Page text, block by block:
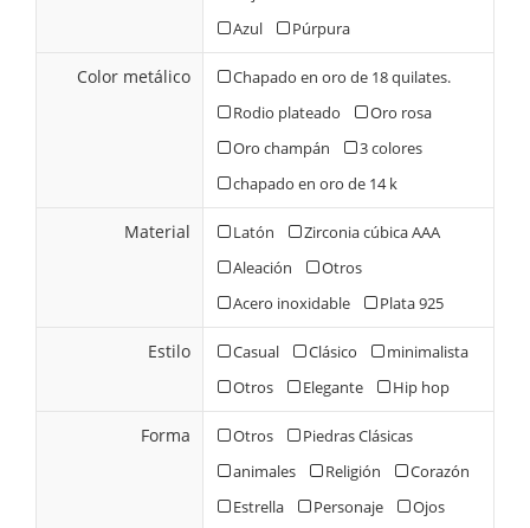
Azul
Púrpura
Color metálico
Chapado en oro de 18 quilates.
Rodio plateado
Oro rosa
Oro champán
3 colores
chapado en oro de 14 k
Material Latón
Zirconia cúbica AAA
Aleación
Otros
Acero inoxidable
Plata 925
Estilo Casual Clásico
minimalista
Otros
Elegante Hip hop
Forma Otros
Piedras Clásicas
animales
Religión
Corazón
Estrella
Personaje Ojos